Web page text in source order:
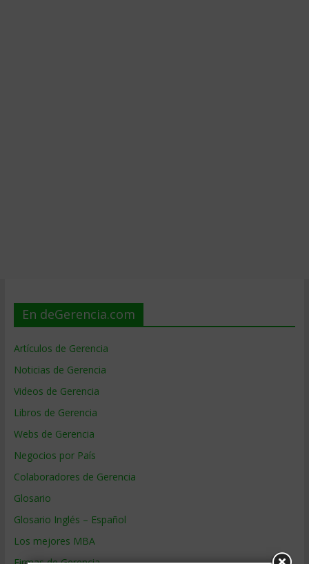
En deGerencia.com
Artículos de Gerencia
Noticias de Gerencia
Videos de Gerencia
Libros de Gerencia
Webs de Gerencia
Negocios por País
Colaboradores de Gerencia
Glosario
Glosario Inglés – Español
Los mejores MBA